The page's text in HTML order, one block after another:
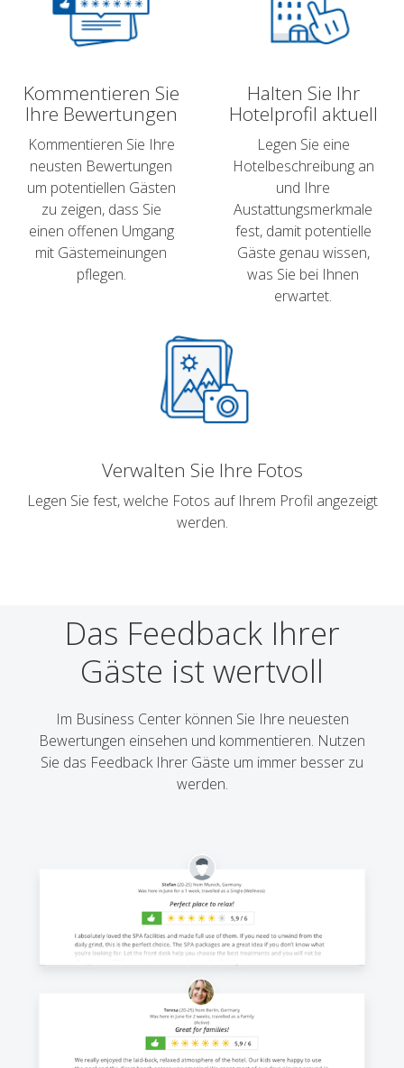
Kommentieren Sie
Ihre Bewertungen
Kommentieren Sie Ihre
neusten Bewertungen
um potentiellen Gästen
zu zeigen, dass Sie
einen offenen Umgang
mit Gästemeinungen
pflegen.
Halten Sie Ihr
Hotelprofil aktuell
Legen Sie eine
Hotelbeschreibung an
und Ihre
Austattungsmerkmale
fest, damit potentielle
Gäste genau wissen,
was Sie bei Ihnen
erwartet.
Verwalten Sie Ihre Fotos
Legen Sie fest, welche Fotos auf Ihrem Profil angezeigt
werden.
Das Feedback Ihrer
Gäste ist wertvoll
Im Business Center können Sie Ihre neuesten
Bewertungen einsehen und kommentieren. Nutzen
Sie das Feedback Ihrer Gäste um immer besser zu
werden.